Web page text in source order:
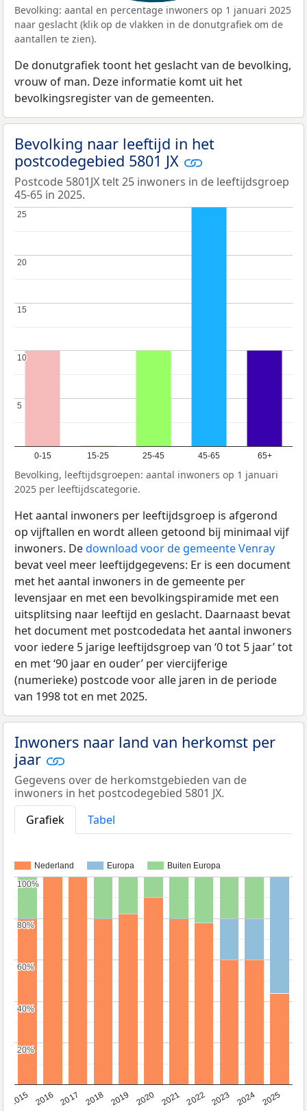
Bevolking: aantal en percentage inwoners op 1 januari 2025
naar geslacht (klik op de vlakken in de donutgrafiek om de
aantallen te zien).
De donutgrafiek toont het geslacht van de bevolking,
vrouw of man. Deze informatie komt uit het
bevolkingsregister van de gemeenten.
Bevolking naar leeftijd in het
postcodegebied 5801 JX
Postcode 5801JX telt 25 inwoners in de leeftijdsgroep
45-65 in 2025.
0-15 15-25 25-45 45-65 65+
5
5
10
10
15
15
20
20
25
25
Bevolking, leeftijdsgroepen: aantal inwoners op 1 januari
2025 per leeftijdscategorie.
Het aantal inwoners per leeftijdsgroep is afgerond
op vijftallen en wordt alleen getoond bij minimaal vijf
inwoners. Dedownload voor de gemeente Venray
bevat veel meer leeftijdgegevens: Er is een document
met het aantal inwoners in de gemeente per
levensjaar en met een bevolkingspiramide met een
uitsplitsing naar leeftijd en geslacht. Daarnaast bevat
het document met postcodedata het aantal inwoners
voor iedere 5 jarige leeftijdsgroep van ‘0 tot 5 jaar’ tot
en met ‘90 jaar en ouder’ per viercijferige
(numerieke) postcode voor alle jaren in de periode
van 1998 tot en met 2025.
Inwoners naar land van herkomst per
jaar
Gegevens over de herkomstgebieden van de
inwoners in het postcodegebied 5801 JX.
Grafiek
Tabel
Nederland Europa Buiten Europa
2015 2016 2017 2018 2019 2020 2021 2022 2023 2024 2025
20%
20%
40%
40%
60%
60%
80%
80%
100%
100%